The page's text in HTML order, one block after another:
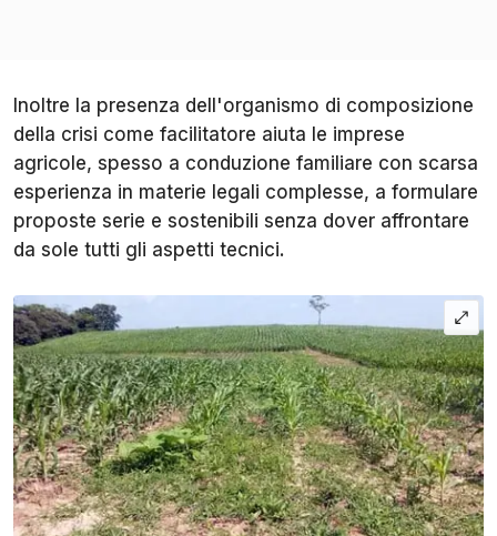
Inoltre la presenza dell'organismo di composizione
della crisi come facilitatore aiuta le imprese
agricole, spesso a conduzione familiare con scarsa
esperienza in materie legali complesse, a formulare
proposte serie e sostenibili senza dover affrontare
da sole tutti gli aspetti tecnici.